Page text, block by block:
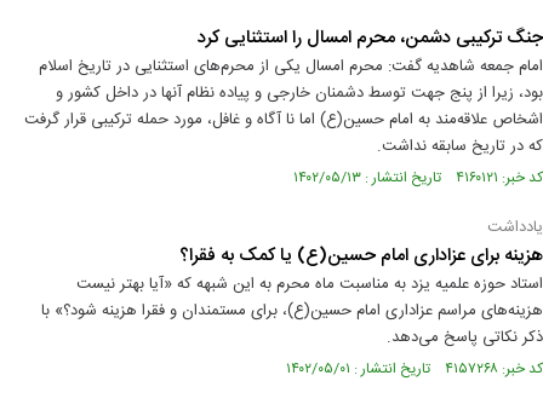
جنگ ترکیبی دشمن، محرم امسال را استثنایی کرد
امام جمعه شاهدیه گفت: محرم امسال یکی از محرم‌های استثنایی در تاریخ اسلام
بود، زیرا از پنج جهت توسط دشمنان خارجی و پیاده نظام آنها در داخل کشور و
اشخاص علاقه‌مند به امام حسین(ع) اما نا آگاه و غافل، مورد حمله ترکیبی قرار گرفت
که در تاریخ سابقه نداشت.
کد خبر: ۴۱۶۰۱۲۱ تاریخ انتشار : ۱۴۰۲/۰۵/۱۳
یادداشت
هزینه برای عزاداری امام حسین(ع) یا کمک به فقرا؟
استاد حوزه علمیه یزد به مناسبت ماه محرم به این شبهه که «آیا بهتر نیست
هزینه‌های مراسم عزاداری امام حسین(ع)، برای مستمندان و فقرا هزینه شود؟» با
ذکر نکاتی پاسخ می‌دهد.
کد خبر: ۴۱۵۷۲۶۸ تاریخ انتشار : ۱۴۰۲/۰۵/۰۱